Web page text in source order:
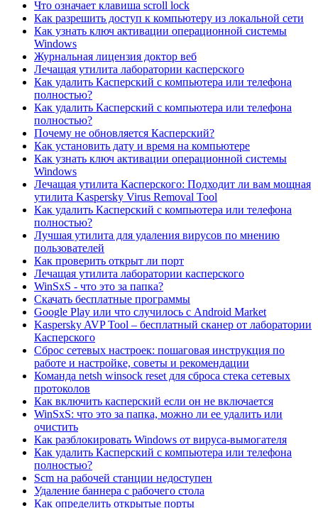
Что означает клавиша scroll lock
Как разрешить доступ к компьютеру из локальной сети
Как узнать ключ активации операционной системы
Windows
Журнальная лицензия доктор веб
Лечащая утилита лаборатории касперского
Как удалить Касперский с компьютера или телефона
полностью?
Как удалить Касперский с компьютера или телефона
полностью?
Почему не обновляется Касперский?
Как установить дату и время на компьютере
Как узнать ключ активации операционной системы
Windows
Лечащая утилита Касперского: Подходит ли вам мощная
утилита Kaspersky Virus Removal Tool
Как удалить Касперский с компьютера или телефона
полностью?
Лучшая утилита для удаления вирусов по мнению
пользователей
Как проверить открыт ли порт
Лечащая утилита лаборатории касперского
WinSxS - что это за папка?
Скачать бесплатные программы
Google Play или что случилось с Android Market
Kaspersky AVP Tool – бесплатный сканер от лаборатории
Касперского
Сброс сетевых настроек: пошаговая инструкция по
работе и настройке, советы и рекомендации
Команда netsh winsock reset для сброса стека сетевых
протоколов
Как включить касперский если он не включается
WinSxS: что это за папка, можно ли ее удалить или
очистить
Как разблокировать Windows от вируса-вымогателя
Как удалить Касперский с компьютера или телефона
полностью?
Scm на рабочей станции недоступен
Удаление баннера с рабочего стола
Как определить открытые порты